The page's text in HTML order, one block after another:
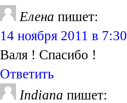
Елена пишет:
14 ноября 2011 в 7:30
Валя ! Спасибо !
Ответить
Indiana пишет: